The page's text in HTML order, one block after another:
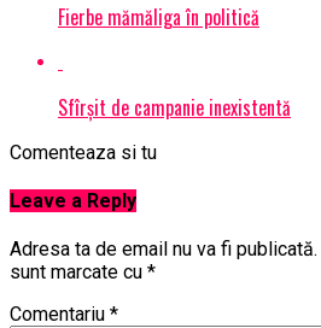
Fierbe mămăliga în politică
Sfîrșit de campanie inexistentă
Comenteaza si tu
Leave a Reply
Adresa ta de email nu va fi publicată.
sunt marcate cu *
Comentariu *